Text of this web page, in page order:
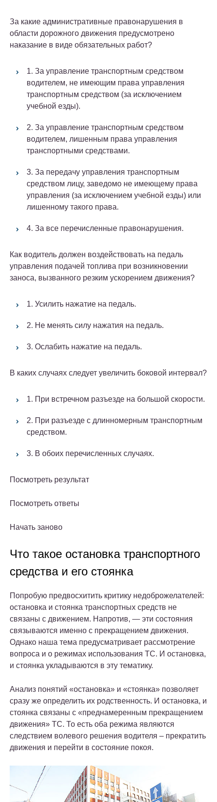
За какие административные правонарушения в
области дорожного движения предусмотрено
наказание в виде обязательных работ?
1. За управление транспортным средством
водителем, не имеющим права управления
транспортным средством (за исключением
учебной езды).
2. За управление транспортным средством
водителем, лишенным права управления
транспортными средствами.
3. За передачу управления транспортным
средством лицу, заведомо не имеющему права
управления (за исключением учебной езды) или
лишенному такого права.
4. За все перечисленные правонарушения.
Как водитель должен воздействовать на педаль
управления подачей топлива при возникновении
заноса, вызванного резким ускорением движения?
1. Усилить нажатие на педаль.
2. Не менять силу нажатия на педаль.
3. Ослабить нажатие на педаль.
В каких случаях следует увеличить боковой интервал?
1. При встречном разъезде на большой скорости.
2. При разъезде с длинномерным транспортным
средством.
3. В обоих перечисленных случаях.
Посмотреть результат
Посмотреть ответы
Начать заново
Что такое остановка транспортного
средства и его стоянка
Попробую предвосхитить критику недоброжелателей:
остановка и стоянка транспортных средств не
связаны с движением. Напротив, — эти состояния
связываются именно с прекращением движения.
Однако наша тема предусматривает рассмотрение
вопроса и о режимах использования ТС. И остановка,
и стоянка укладываются в эту тематику.
Анализ понятий «остановка» и «стоянка» позволяет
сразу же определить их родственность. И остановка, и
стоянка связаны с «преднамеренным прекращением
движения» ТС. То есть оба режима являются
следствием волевого решения водителя – прекратить
движения и перейти в состояние покоя.